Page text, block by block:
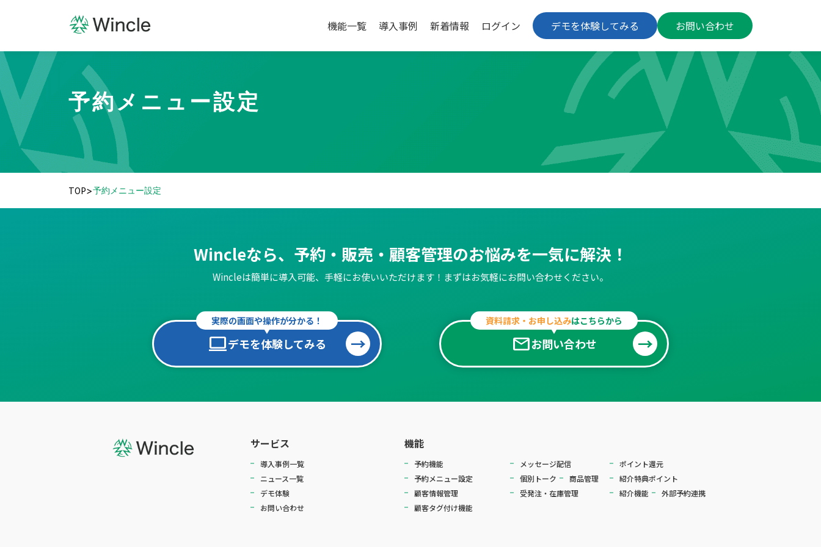
機能一覧 導入事例 新着情報 ログイン デモを体験してみる お問い合わせ
予約メニュー設定
TOP>予約メニュー設定
Wincleなら、予約・販売・ 顧客管理のお悩みを一気に解決！
Wincleは簡単に導入可能、手軽にお使いいただけます！ まずはお気軽にお問い合わせください。
実際の画面や操作が分かる！
computerデモを体験してみる
資料請求・お申し込みはこちらから
mailお問い合わせ
サービス
導入事例一覧
ニュース一覧
デモ体験
お問い合わせ
機能
予約機能
予約メニュー設定
顧客情報管理
顧客タグ付け機能
メッセージ配信
個別トーク
商品管理
受発注・在庫管理
ポイント還元
紹介特典ポイント
紹介機能
外部予約連携